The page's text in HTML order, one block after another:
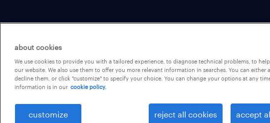
about cookies
We use cookies to provide you with a tailored experience, to diagnose technical problems, to
our website. We also use them to offer you more relevant information in searches. You can either
decline them, or click "customize" to specify your choice. You can change your options at any
information is in our cookie policy.
customize reject all cookies accept